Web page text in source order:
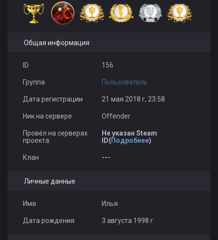
Общая информация
ID 156
Группа Пользователь
Дата регистрации 21 мая 2018 г, 23:58
Ник на сервере Offender
Провёл на серверах
проекта:
Не указан Steam
ID(Подробнее)
Клан ---
Личные данные
Имя Илья
Дата рождения 3 августа 1998 г